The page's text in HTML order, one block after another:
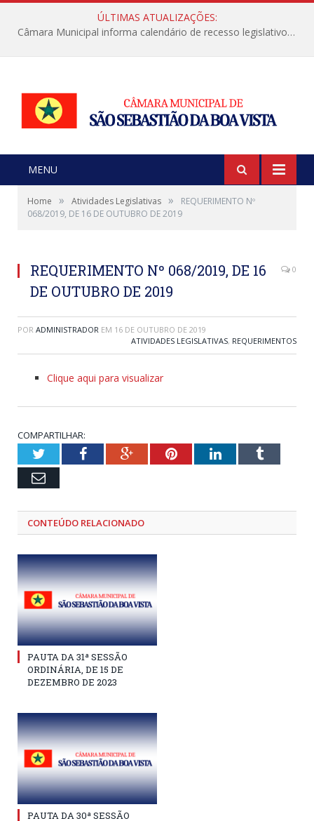
ÚLTIMAS ATUALIZAÇÕES:
Câmara Municipal informa calendário de recesso legislativo de julho
MENU
Home » Atividades Legislativas »
REQUERIMENTO Nº
068/2019, DE 16 DE OUTUBRO DE 2019
REQUERIMENTO Nº 068/2019, DE 16
DE OUTUBRO DE 2019
0
POR ADMINISTRADOR EM 16 DE OUTUBRO DE 2019
ATIVIDADES LEGISLATIVAS, REQUERIMENTOS
Clique aqui para visualizar
COMPARTILHAR:
TwitterFacebookGoogle+PinterestLinkedInTumblr
Email
CONTEÚDO RELACIONADO
PAUTA DA 31ª SESSÃO
ORDINÁRIA, DE 15 DE
DEZEMBRO DE 2023
PAUTA DA 30ª SESSÃO